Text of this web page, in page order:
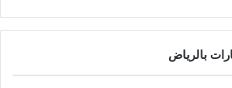
بالرياض